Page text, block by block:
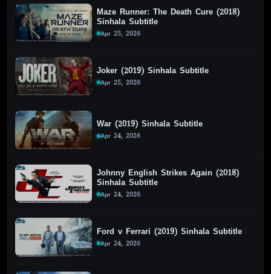
Maze Runner: The Death Cure (2018)
Sinhala Subtitle
Apr 25, 2026
Joker (2019) Sinhala Subtitle
Apr 25, 2026
War (2019) Sinhala Subtitle
Apr 24, 2026
Johnny English Strikes Again (2018)
Sinhala Subtitle
Apr 24, 2026
Ford v Ferrari (2019) Sinhala Subtitle
Apr 24, 2026